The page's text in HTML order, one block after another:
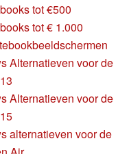
tot €500
tot € 1.000
Alternatieven voor de
Alternatieven voor de
alternatieven voor de